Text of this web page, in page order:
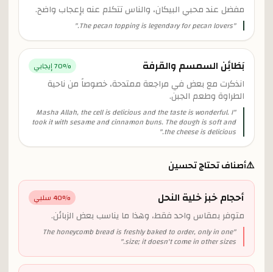
مفضل عند محبي البيكان، والناس تتكلم عنه بإعجاب واضح.
"
The pecan topping is legendary for pecan lovers.
"
بَطَائِن السمسم والقرفة 70% إيجابي
انذكرت مع بعض في مراجعة ممتدحة، خصوصاً من ناحية
الطراوة وطعم الجبن.
"
Masha Allah, the cell is delicious and the taste is wonderful. I
took it with sesame and cinnamon buns. The dough is soft and
the cheese is delicious.
"
⚠️أصناف تحتاج تحسين
أحجام خبز خلية النحل 40% سلبي
متوفر بمقاس واحد فقط، وهذا ما يناسب بعض الزبائن.
"
The honeycomb bread is freshly baked to order, only in one
size; it doesn't come in other sizes.
"